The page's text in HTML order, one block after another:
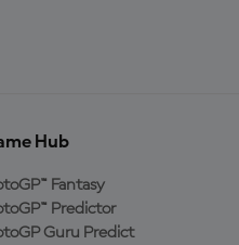
Hub
Fantasy
Predictor
Guru Predict